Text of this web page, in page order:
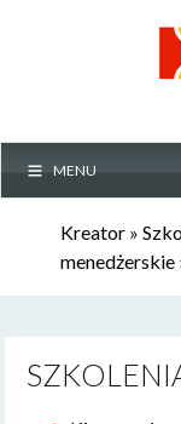
MENU
Kreator »
menedżerskie